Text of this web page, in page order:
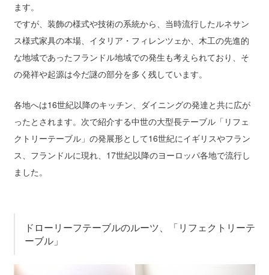
ます。
ですが、装飾の様式や技術の系統から、当時流行したルネサン
ス様式家具の本場、イタリア・フィレンツェか、木工の先進的
な地域であったフランドル地域での発生も考えられており、そ
の発祥や起源は今だ謎の部分を多く残しています。
各地へは16世紀以降のキッチン、ダイニングの発達と共に広が
ったとされます。次で紹介する中世の大型長テーブル「リフェ
クトリーテーブル」の発展形として16世紀にイギリスやフラン
ス、フランドルに現れ、17世紀以降のヨーロッパ各地で流行し
ました。
ドローリーフテーブルのルーツ、「リフェクトリーテ
ーブル」